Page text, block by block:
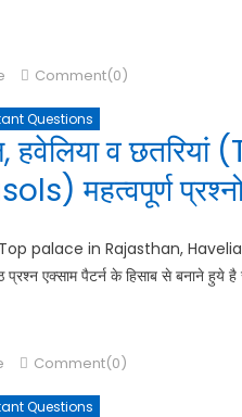
Comment(0)
Questions
हवेलिया व
महत्वपूर्ण
palace in Rajasthan, Havelia
एक्साम पैटर्न के हिसाब से बनाने हुये
Comment(0)
Questions